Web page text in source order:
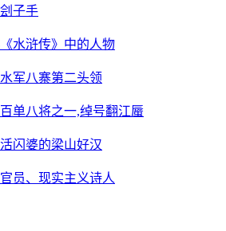
子手
水浒传》中的人物
军八寨第二头领
单八将之一,绰号翻江蜃
闪婆的梁山好汉
员、现实主义诗人